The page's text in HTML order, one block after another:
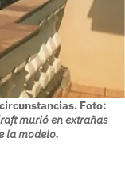
Foto:
murió en extrañas
la modelo.